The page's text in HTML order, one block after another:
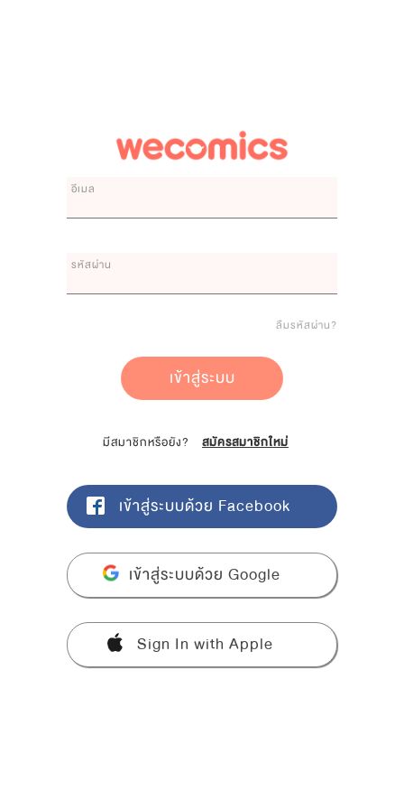
อีเมล
รหัสผ่าน
ลืมรหัสผ่าน?
เข้าสู่ระบบ
มีสมาชิกหรือยัง? สมัครสมาชิกใหม่
เข้าสู่ระบบด้วย Facebook
เข้าสู่ระบบด้วย Google
Sign In with Apple